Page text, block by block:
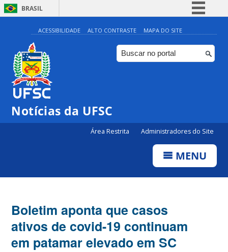
BRASIL
Simplifique!
Comunica BR
Participe
ACESSIBILIDADE ALTO CONTRASTE MAPA DO SITE
Notícias da UFSC
Área Restrita Administradores do Site
MENU
Boletim aponta que casos
ativos de covid-19 continuam
em patamar elevado em SC